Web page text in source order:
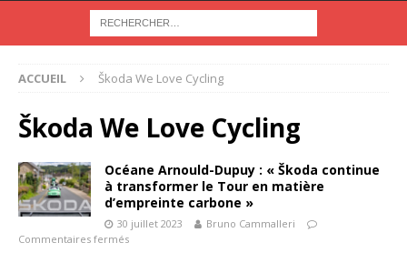
ACCUEIL Škoda We Love Cycling
Škoda We Love Cycling
Océane Arnould-Dupuy : « Škoda continue
à transformer le Tour en matière
d’empreinte carbone »
30 juillet 2023
Bruno Cammalleri
Commentaires fermés